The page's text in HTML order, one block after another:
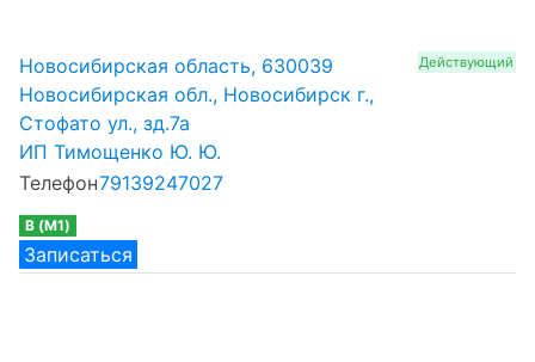
Новосибирская область, 630039
Новосибирская обл., Новосибирск г.,
Стофато ул., зд.7а
ИП Тимощенко Ю. Ю.
Телефон79139247027
B (M1)
Записаться
Действующий